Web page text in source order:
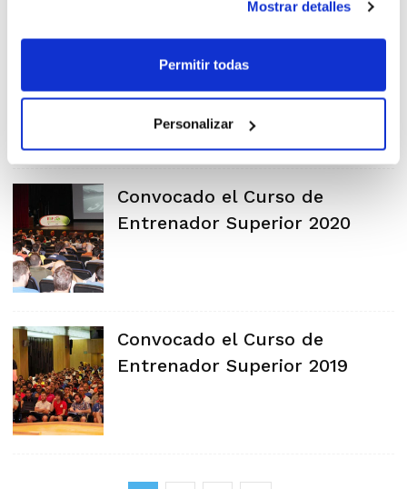
Mostrar detalles
Permitir todas
Personalizar
El Curso Superior amplía el
Convocado el Curso de
Entrenador Superior 2020
Convocado el Curso de
Entrenador Superior 2019